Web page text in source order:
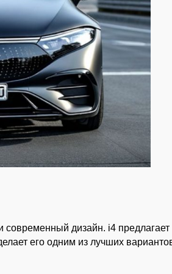
современный дизайн. i4 предлагает
его одним из лучших